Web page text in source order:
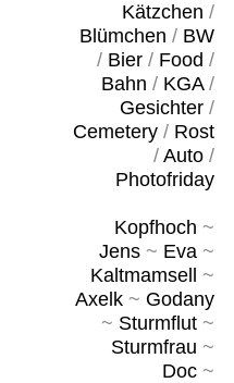
Kätzchen /
Blümchen / BW
/ Bier/ Food /
Bahn / KGA/
Gesichter/
Cemetery/ Rost
/ Auto/
Photofriday
Kopfhoch ~
Jens~ Eva~
Kaltmamsell
~
Axelk~ Godany
~ Sturmflut~
Sturmfrau ~
Doc~